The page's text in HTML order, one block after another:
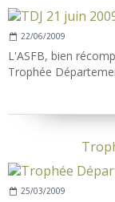
22/06/2009
L'ASFB, bien
Trophée
25/03/2009